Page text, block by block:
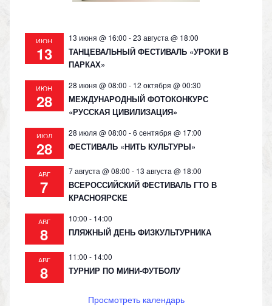
ИЮН
13
13 июня @ 16:00 -23 августа @ 18:00
ТАНЦЕВАЛЬНЫЙ ФЕСТИВАЛЬ «УРОКИ В
ПАРКАХ»
ИЮН
28
28 июня @ 08:00 - 12 октября @ 00:30
МЕЖДУНАРОДНЫЙ ФОТОКОНКУРС
«РУССКАЯ ЦИВИЛИЗАЦИЯ»
ИЮЛ
28
28 июля @ 08:00 -6 сентября @ 17:00
ФЕСТИВАЛЬ «НИТЬ КУЛЬТУРЫ»
АВГ
7
7 августа @ 08:00 - 13 августа @ 18:00
ВСЕРОССИЙСКИЙ ФЕСТИВАЛЬ ГТО В
КРАСНОЯРСКЕ
АВГ
8
10:00 - 14:00
ПЛЯЖНЫЙ ДЕНЬ ФИЗКУЛЬТУРНИКА
АВГ
8
11:00 - 14:00
ТУРНИР ПО МИНИ-ФУТБОЛУ
Просмотреть календарь